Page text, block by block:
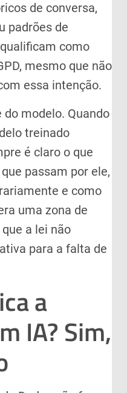
de conversa,
padrões de
como
mesmo que não
essa intenção.
modelo. Quando
treinado
é claro o que
passam por ele,
e como
uma zona de
a lei não
para a falta de
a
IA? Sim,